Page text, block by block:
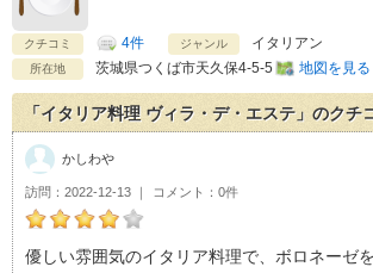
クチコミ 4件 ジャンル イタリアン
所在地 茨城県つくば市天久保4-5-5 地図を見る
「イタリア料理 ヴィラ・デ・エステ」のクチ
かしわやのイタリア料理 ヴィラ・デ・エステ
優しい雰囲気のイタリア料理で、ボロネーゼ
訪問 2022-12-13 コメント 0件
かしわや